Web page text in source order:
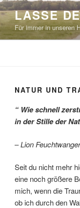
Zum
Inhalt
springen
LASSE
Für immer in unseren
NATUR UND
“ Wie schnell
in der Stille der
–Lion Feuchtwanger
Seit du nicht mehr
eine noch größere
mich, wenn die
ob ich durch den